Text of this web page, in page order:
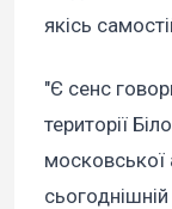
якісь
"Є сенс
території
московської